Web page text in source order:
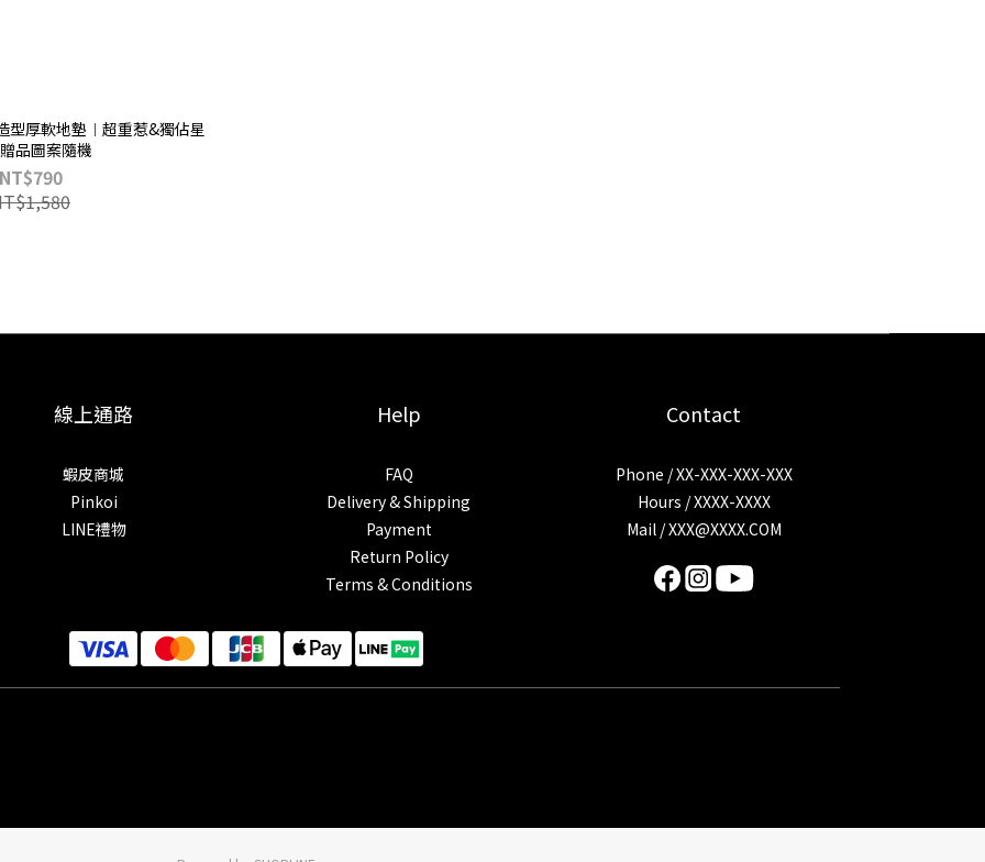
厚軟地墊︱超重惹&獨佔星
品圖案隨機
NT$790
線上通路
蝦皮商城
Pinkoi
LINE禮物
Help
FAQ
Delivery & Shipping
Payment
Return Policy
Terms & Conditions
Contact
Phone / XX-XXX-XXX-XXX
Hours / XXXX-XXXX
Mail /XXX@XXXX.COM